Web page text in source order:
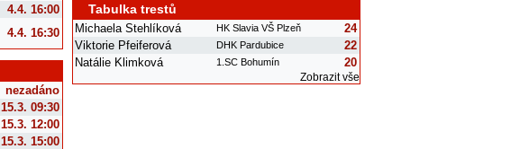
4.4. 16:00
4.4. 16:30
nezadáno
15.3. 09:30
15.3. 12:00
15.3. 15:00
Tabulka trestů
Michaela Stehlíková HK Slavia VŠ Plzeň
24
Viktorie Pfeiferová
DHK Pardubice
22
Natálie Klimková
1.SC Bohumín 20
Zobrazit vše